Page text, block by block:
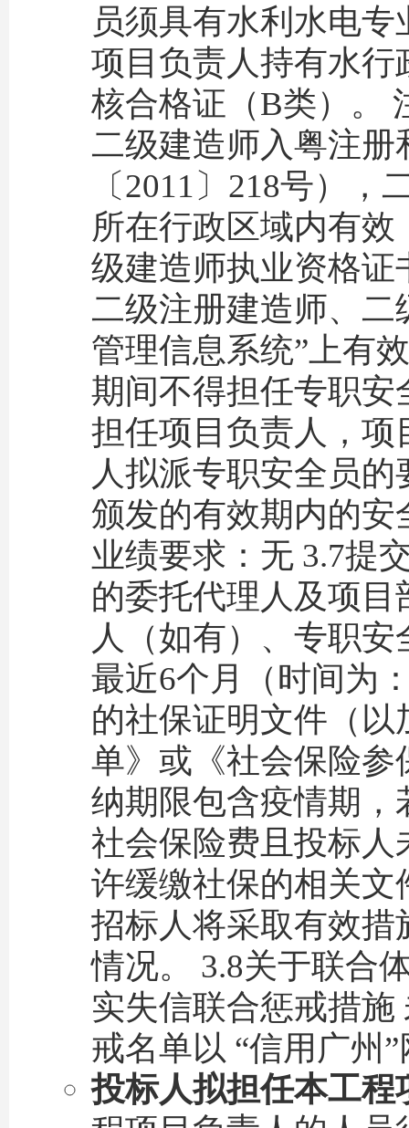
员须具有水利水电
项目负责人持有水
核合格证（B类）。
二级建造师入粤注
〔2011〕218号）
所在行政区域内有
级建造师执业资格证
二级注册建造师、
管理信息系统”上有
期间不得担任专职
担任项目负责人，项
人拟派专职安全员
颁发的有效期内的安
业绩要求：无 3.7提
的委托代理人及项
人（如有）、专职
最近6个月（时间为
的社保证明文件（
单》或《社会保险
纳期限包含疫情期
社会保险费且投标
许缓缴社保的相关
招标人将采取有效
情况。 3.8关于联合
实失信联合惩戒措
戒名单以 “信用广州
投标人拟担任本工程